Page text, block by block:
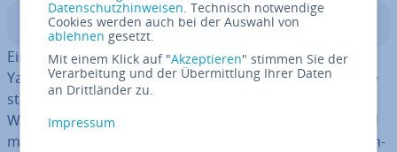
In­halts­ver­zeich­nis
Eine eigene Domain bietet Ihnen die Mög­lich­keit, den
Yahoo-Mail-Client mit einer in­di­vi­du­el­len E-Mail-Adresse
statt der stan­dard­ty­pi­schen
Wie genau Sie eine Domain re­gis­trie­ren und Yahoo Mail
mit dieser Domain ver­knüp­fen, erfahren Sie in den nach­
Datenschutzhinweisen. Technisch notwendige
Cookies werden auch bei der Auswahl von
ablehnen gesetzt.
Mit einem Klick auf "Akzeptieren" stimmen Sie der
Verarbeitung und der Übermittlung Ihrer Daten
an Drittländer zu.
Impressum